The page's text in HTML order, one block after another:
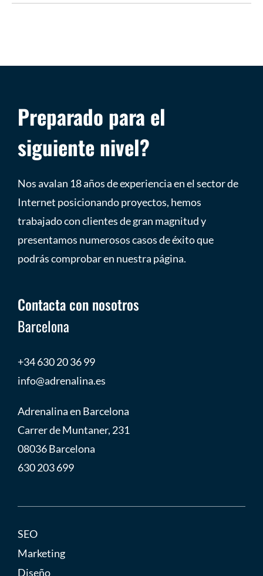
Preparado para el
siguiente nivel?
Nos avalan 18 años de experiencia en el sector de
Internet posicionando proyectos, hemos
trabajado con clientes de gran magnitud y
presentamos numerosos casos de éxito que
podrás comprobar en nuestra página.
Contacta con nosotros
Barcelona
+34 630 20 36 99
info@adrenalina.es
Adrenalina en Barcelona
Carrer de Muntaner, 231
08036 Barcelona
630 203 699
SEO
Marketing
Diseño